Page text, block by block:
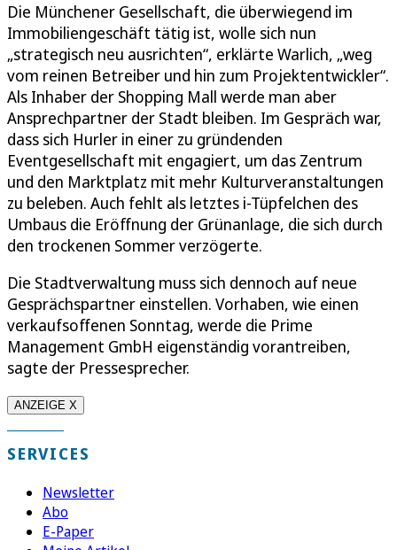
Die Münchener Gesellschaft, die überwiegend im
Immobiliengeschäft tätig ist, wolle sich nun
„strategisch neu ausrichten“, erklärte Warlich, „weg
vom reinen Betreiber und hin zum Projektentwickler“.
Als Inhaber der Shopping Mall werde man aber
Ansprechpartner der Stadt bleiben. Im Gespräch war,
dass sich Hurler in einer zu gründenden
Eventgesellschaft mit engagiert, um das Zentrum
und den Marktplatz mit mehr Kulturveranstaltungen
zu beleben. Auch fehlt als letztes i-Tüpfelchen des
Umbaus die Eröffnung der Grünanlage, die sich durch
den trockenen Sommer verzögerte.
Die Stadtverwaltung muss sich dennoch auf neue
Gesprächspartner einstellen. Vorhaben, wie einen
verkaufsoffenen Sonntag, werde die Prime
Management GmbH eigenständig vorantreiben,
sagte der Pressesprecher.
ANZEIGE X
SERVICES
Newsletter
Abo
E-Paper